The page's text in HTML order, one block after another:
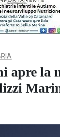
apre la